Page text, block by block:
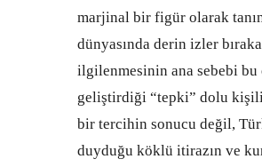
marjinal bir figür olarak
dünyasında derin izler
ilgilenmesinin ana sebebi bu
geliştirdiği “tepki” dolu
bir tercihin sonucu değil,
duyduğu köklü itirazın ve